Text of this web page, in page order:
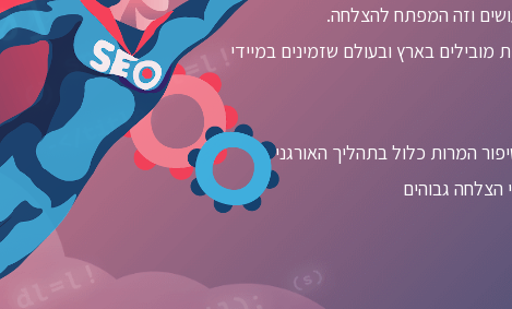
וזה המפתח להצלחה.
בארץ ובעולם שזמינים במיידי
הצלחה גבוהים